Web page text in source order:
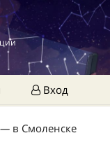
Вход
— в Смоленске